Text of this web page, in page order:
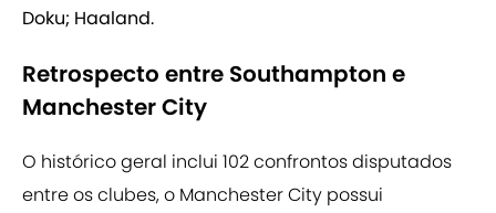
Doku; Haaland.
Retrospecto entre Southampton e
Manchester City
O histórico geral inclui 102 confrontos disputados
entre os clubes, o Manchester City possui